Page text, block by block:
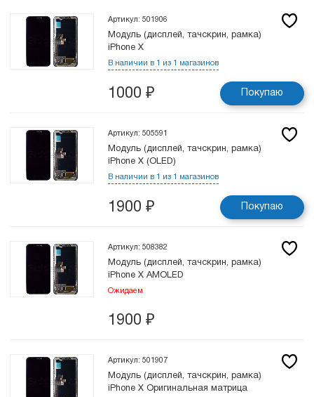
Артикул: 501906
Модуль (дисплей, тачскрин, рамка)
iPhone X
В наличии в 1 из 1 магазинов
1000 ₽ Покупаю
Артикул: 505591
Модуль (дисплей, тачскрин, рамка)
iPhone X (OLED)
В наличии в 1 из 1 магазинов
1900 ₽ Покупаю
Артикул: 508382
Модуль (дисплей, тачскрин, рамка)
iPhone X AMOLED
Ожидаем
1900 ₽
Артикул: 501907
Модуль (дисплей, тачскрин, рамка)
iPhone X Оригинальная матрица